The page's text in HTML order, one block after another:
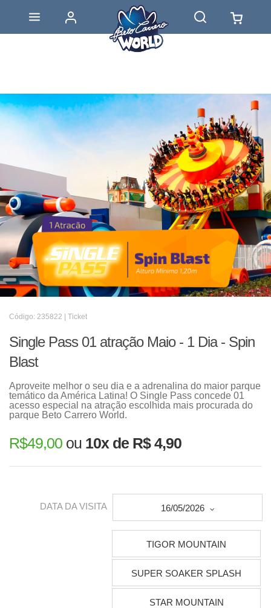
Código: 235822 | Ticket
Single Pass 01 atração Maio - 1 Dia - Spin
Blast
Aproveite melhor o seu dia e a adrenalina do maior parque
temático da América Latina! O Single Pass concede 01
acesso especial na atração escolhida mais procurada do
parque Beto Carrero World.
R$49,00 ou 10x de R$ 4,90
DATA DA VISITA 16/05/2026
TIGOR MOUNTAIN
SUPER SOAKER SPLASH
STAR MOUNTAIN